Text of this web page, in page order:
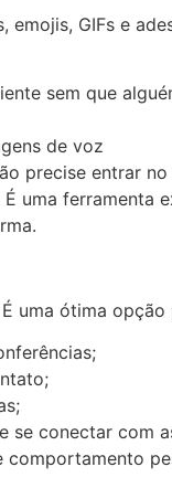
GIFs e
sem que
de voz
precise entrar
uma
ótima
se conectar